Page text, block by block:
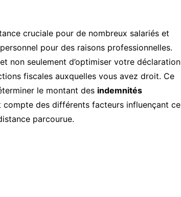
cruciale pour de nombreux salariés et
pour des raisons professionnelles.
non seulement d’optimiser votre déclaration
fiscales auxquelles vous avez droit. Ce
le montant des indemnités
compte des différents facteurs influençant ce
parcourue.